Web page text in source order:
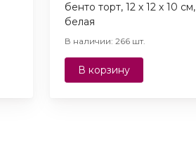
бенто торт, 12 х 12 х 10 см,
белая
В наличии: 266 шт.
В корзину